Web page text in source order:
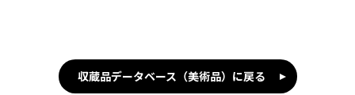
収蔵品データベース（美術品）に戻る